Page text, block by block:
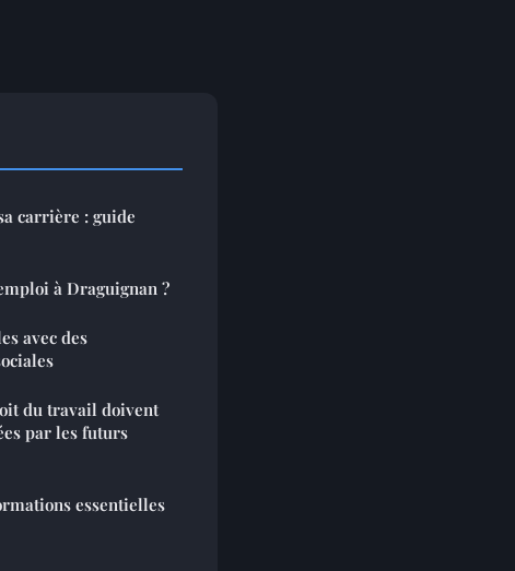
carrière : guide
à Draguignan ?
avec des
du travail doivent
par les futurs
essentielles